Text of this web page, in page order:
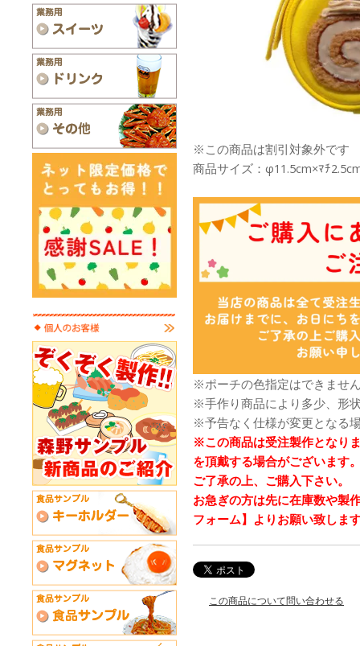
※この商品は割引対象外です
商品サイズ：φ11.5cm×ﾏﾁ
※ポーチの色指定はできませ
※手作り商品により多少、形
※予告なく仕様が変更となる
※この商品は受注製作となり
を頂戴する場合がございます
ご了承の上、ご購入下さい。
お急ぎの方は先に在庫数や製
フォーム】よりお願い致しま
この商品について問い合わせる